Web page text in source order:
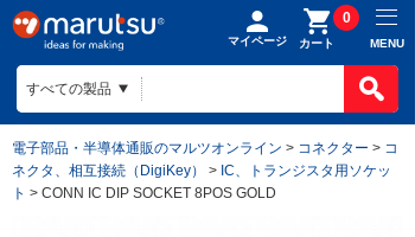
マイページ カート
0
MENU
電子部品・半導体通販のマルツオンライン > コネクター > コ
ネクタ、相互接続（DigiKey）
> IC、トランジスタ用ソケッ
ト > CONN IC DIP SOCKET 8POS GOLD